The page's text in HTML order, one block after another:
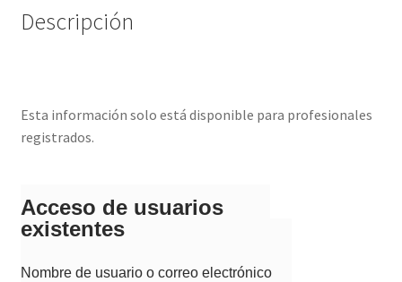
Descripción
Esta información solo está disponible para profesionales
registrados.
Acceso de usuarios
existentes
Nombre de usuario o correo electrónico